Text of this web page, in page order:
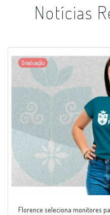
Notícias
Graduação
Florence seleciona monitores